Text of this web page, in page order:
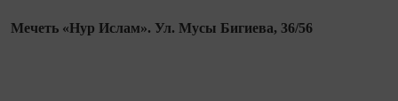
Мечеть «Нур Ислам». Ул. Мусы Бигиева, 36/56